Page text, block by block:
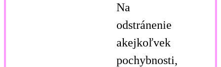
Na
odstránenie
akejkoľvek
pochybnosti,